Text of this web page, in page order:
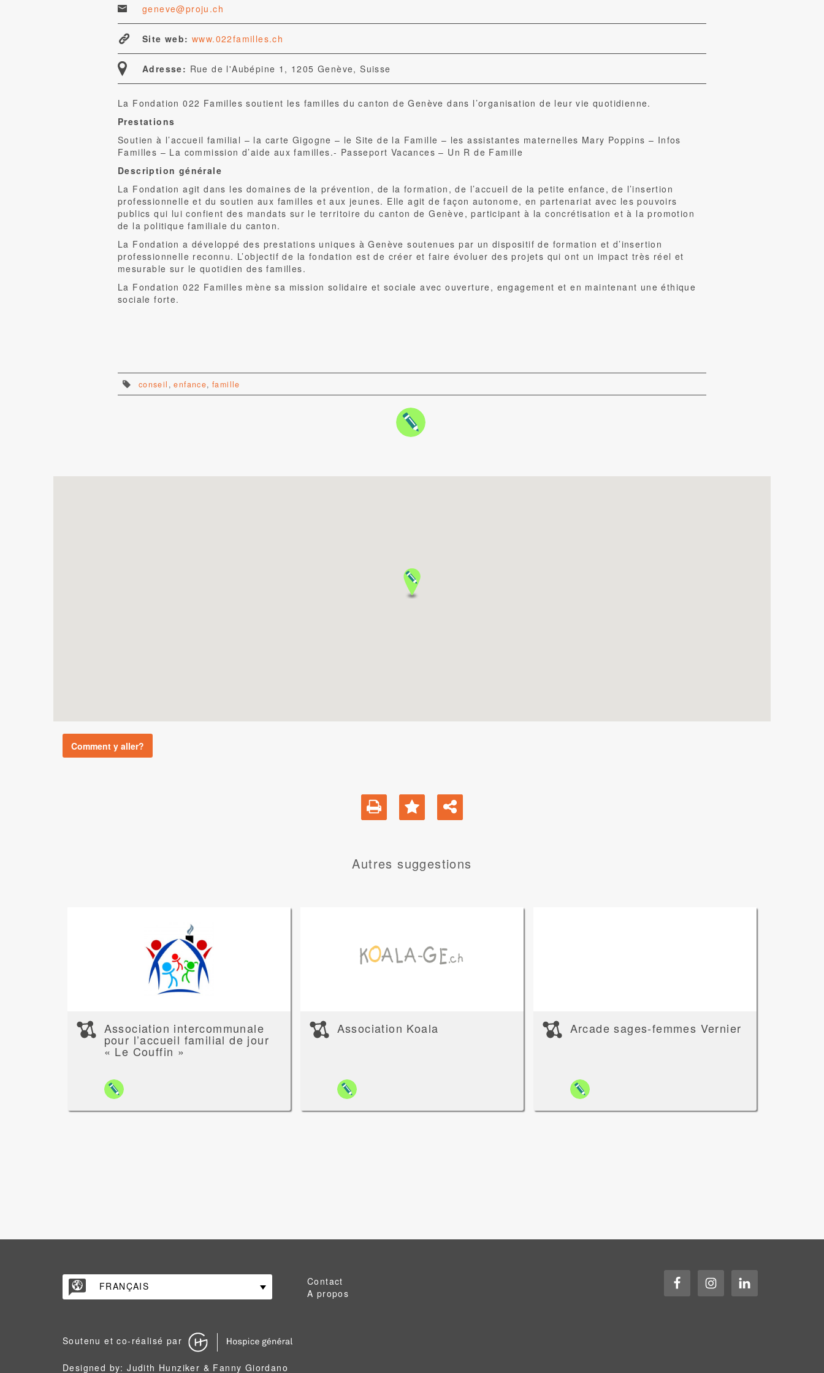
geneve@proju.ch
Site web: www.022familles.ch
Adresse: Rue de l'Aubépine 1, 1205 Genève, Suisse
La Fondation 022 Familles soutient les familles du canton de Genève dans l’organisation de leur vie quotidienne.
Prestations
Soutien à l’accueil familial – la carte Gigogne – le Site de la Famille – les assistantes maternelles Mary Poppins – Infos
Familles – La commission d’aide aux familles.- Passeport Vacances – Un R de Famille
Description générale
La Fondation agit dans les domaines de la prévention, de la formation, de l’accueil de la petite enfance, de l’insertion
professionnelle et du soutien aux familles et aux jeunes. Elle agit de façon autonome, en partenariat avec les pouvoirs
publics qui lui confient des mandats sur le territoire du canton de Genève, participant à la concrétisation et à la promotion
de la politique familiale du canton.
La Fondation a développé des prestations uniques à Genève soutenues par un dispositif de formation et d’insertion
professionnelle reconnu. L’objectif de la fondation est de créer et faire évoluer des projets qui ont un impact très réel et
mesurable sur le quotidien des familles.
La Fondation 022 Familles mène sa mission solidaire et sociale avec ouverture, engagement et en maintenant une éthique
sociale forte.
conseil ,enfance,famille
Comment y aller?
Autres suggestions
Association intercommunale
pour l’accueil familial de jour
« Le Couffin »
Association Koala Arcade sages-femmes Vernier
FRANÇAIS
Contact
A propos
Soutenu et co-réalisé par
Designed by: Judith Hunziker & Fanny Giordano